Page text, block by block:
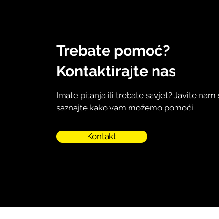
Trebate pomoć?
Kontaktirajte nas
Imate pitanja ili trebate savjet? Javite nam
saznajte kako vam možemo pomoći.
Kontakt